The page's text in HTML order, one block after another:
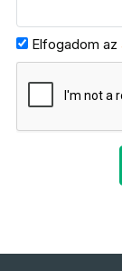
Elfogadom az